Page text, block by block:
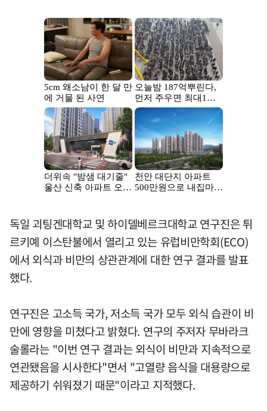
독일 괴팅겐대학교 및 하이델베르크대학교 연구진은 튀
르키예 이스탄불에서 열리고 있는 유럽비만학회(ECO)
에서 외식과 비만의 상관관계에 대한 연구 결과를 발표
했다.
연구진은 고소득 국가, 저소득 국가 모두 외식 습관이 비
만에 영향을 미쳤다고 밝혔다. 연구의 주저자 무바라크
술롤라는 "이번 연구 결과는 외식이 비만과 지속적으로
연관됐음을 시사한다"면서 "고열량 음식을 대용량으로
제공하기 쉬워졌기 때문"이라고 지적했다.